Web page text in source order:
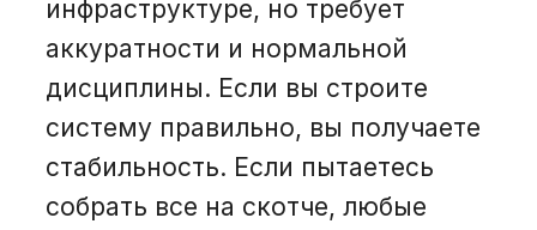
инфраструктуре, но требует
аккуратности и нормальной
дисциплины. Если вы строите
систему правильно, вы получаете
стабильность. Если пытаетесь
собрать все на скотче, любые